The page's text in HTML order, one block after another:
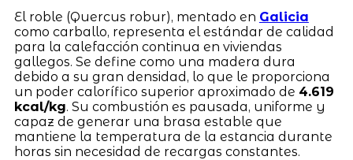
El roble (Quercus robur), mentado en Galicia
como carballo, representa el estándar de calidad
para la calefacción continua en viviendas
gallegos. Se define como una madera dura
debido a su gran densidad, lo que le proporciona
un poder calorífico superior aproximado de 4.619
kcal/kg. Su combustión es pausada, uniforme y
capaz de generar una brasa estable que
mantiene la temperatura de la estancia durante
horas sin necesidad de recargas constantes.